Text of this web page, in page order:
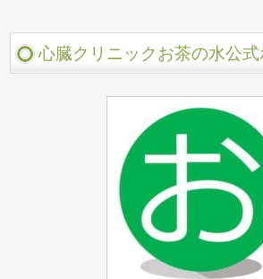
心臓クリニックお茶の水公